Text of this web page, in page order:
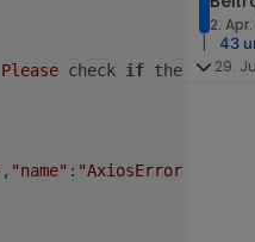
Please check if the mail
, "name" : "AxiosError"
2.
43
29.